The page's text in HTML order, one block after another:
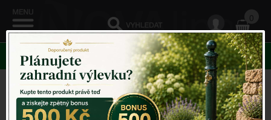
0
KATEGORIE
Venkovský domov ->Venkovní teploměr->
Venkovní